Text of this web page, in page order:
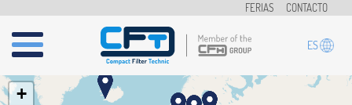
FERIAS CONTACTO
ES
+